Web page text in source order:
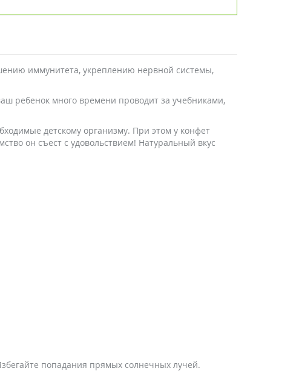
иммунитета, укреплению нервной системы,
ребенок много времени проводит за учебниками,
детскому организму. При этом у конфет
он съест с удовольствием! Натуральный вкус
попадания прямых солнечных лучей.